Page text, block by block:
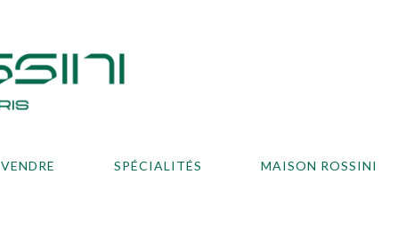
VENDRE SPÉCIALITÉS MAISON ROSSINI